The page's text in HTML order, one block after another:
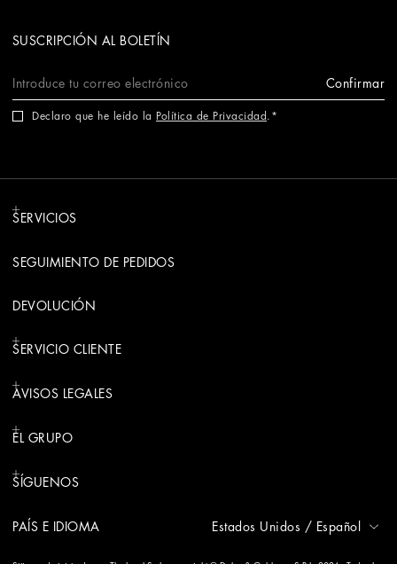
SUSCRIPCIÓN AL BOLETÍN
Confirmar
Declaro que he leído la Política de Privacidad .
SERVICIOS
SEGUIMIENTO DE PEDIDOS
DEVOLUCIÓN
SERVICIO CLIENTE
AVISOS LEGALES
EL GRUPO
SÍGUENOS
PAÍS E IDIOMA Estados Unidos / Español